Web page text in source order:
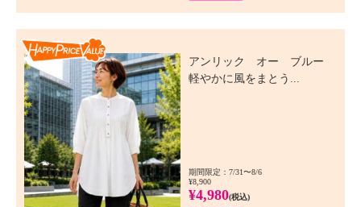
アンリック オー ブルー
軽やかに風をまとう...
期間限定：7/31〜8/6
¥8,900
¥4,980(税込)